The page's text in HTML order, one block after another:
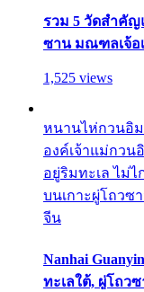
รวม 5 วัดสำคัญ
ซาน มณฑลเจ้อ
1,525 views
หนานไห่กวนอิม
องค์เจ้าแม่กวน
อยู่ริมทะเล ไม่
บนเกาะผู่โถวซ
จีน
Nanhai
ทะเลใต้, ผู่โถว